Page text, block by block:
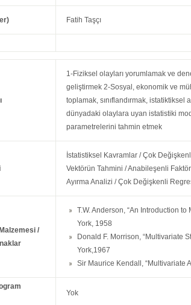
Fatih Taşçı
1-Fiziksel olayları yorumlamak ve
geliştirmek 2-Sosyal, ekonomik ve
toplamak, sınıflandırmak,
dünyadaki olaylara uyan istatistiki
parametrelerini tahmin etmek
İstatistiksel Kavramlar / Çok
Vektörün Tahmini / Anabileşenli
Ayırma Analizi / Çok Değişkenli
/
T.W. Anderson, “An Introduction
York, 1958
Donald F. Morrison, “Multivariate
York,1967
Sir Maurice Kendall, “Multivariate
Yok